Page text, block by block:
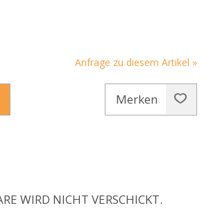
Anfrage zu diesem Artikel »
Merken
WIRD NICHT VERSCHICKT.